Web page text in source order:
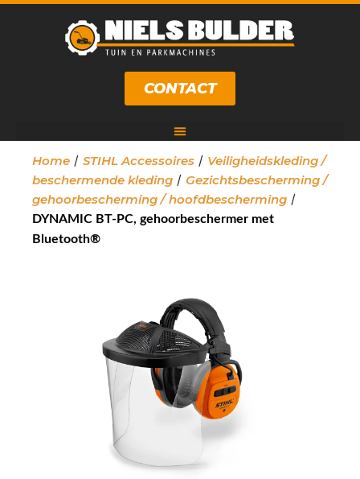
CONTACT
Home / STIHL Accessoires / Veiligheidskleding /
beschermende kleding / Gezichtsbescherming /
gehoorbescherming / hoofdbescherming /
DYNAMIC BT-PC, gehoorbeschermer met
Bluetooth®